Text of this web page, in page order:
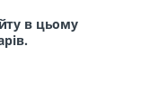
в цьому